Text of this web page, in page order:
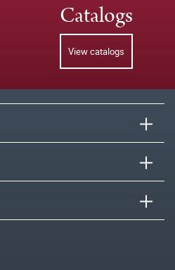
Catalogs
View catalogs